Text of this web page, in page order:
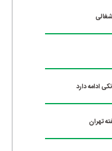
ادامه دارد
تهران